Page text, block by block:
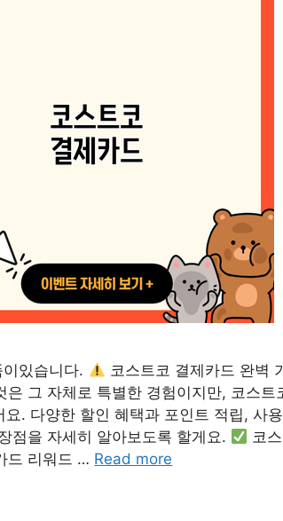
있습니다.
코스트코 결제카드 완벽
은 그 자체로 특별한 경험이지만, 코스트
. 다양한 할인 혜택과 포인트 적립, 사
점을 자세히 알아보도록 할게요.
코
드 리워드 … Read more